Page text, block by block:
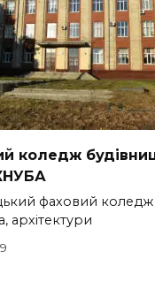
коледж
фаховий коледж
архітектури